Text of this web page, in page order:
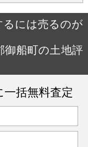
るには売るのが
御船町の土地評
一括無料査定